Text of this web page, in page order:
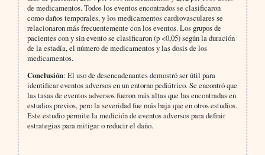
de medicamentos. Todos los eventos encontrados se clasificaron
como daños temporales, y los medicamentos cardiovasculares se
relacionaron más frecuentemente con los eventos. Los grupos de
pacientes con y sin evento se clasificaron (p <0,05) según la duración
de la estadía, el número de medicamentos y las dosis de los
medicamentos.
Conclusión: El uso de desencadenantes demostró ser útil para
identificar eventos adversos en un entorno pediátrico. Se encontró que
las tasas de eventos adversos fueron más altas que las encontradas en
estudios previos, pero la severidad fue más baja que en otros estudios.
Este estudio permite la medición de eventos adversos para definir
estrategias para mitigar o reducir el daño.